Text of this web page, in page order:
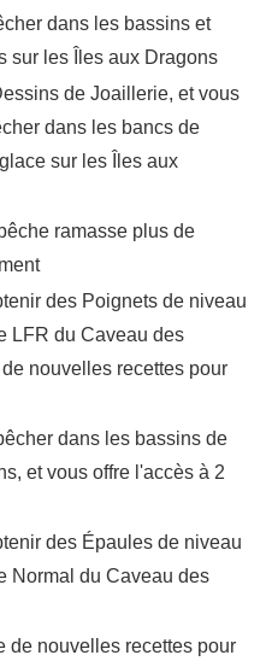
dans les bassins et
sur les Îles aux Dragons
de Joaillerie, et vous
dans les bancs de
sur les Îles aux
ramasse plus de
des Poignets de niveau
LFR du Caveau des
nouvelles recettes pour
dans les bassins de
et vous offre l'accès à 2
des Épaules de niveau
Normal du Caveau des
de nouvelles recettes pour